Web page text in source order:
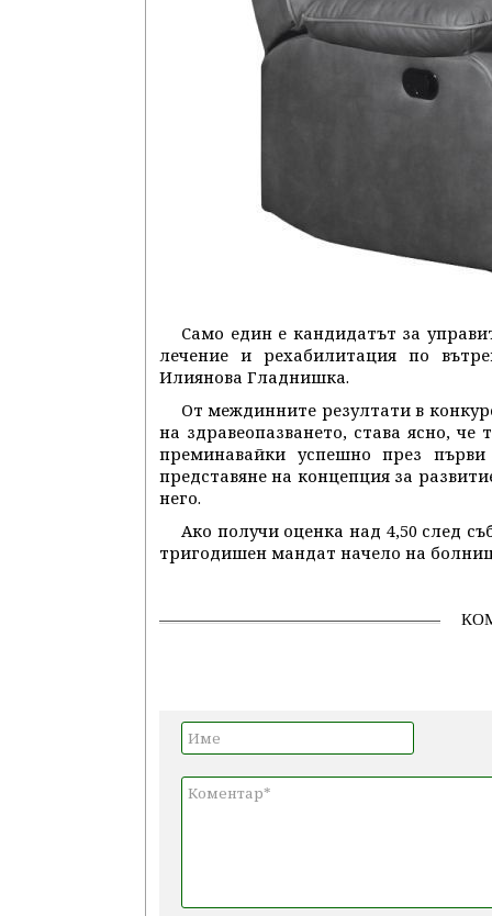
Само един е кандидатът за
лечение и рехабилитация по
Илиянова Гладнишка.
От междинните резултати в
на здравеопазването, става ясно,
преминавайки успешно през
представяне на концепция за
него.
Ако получи оценка над 4,50 след
тригодишен мандат начело на